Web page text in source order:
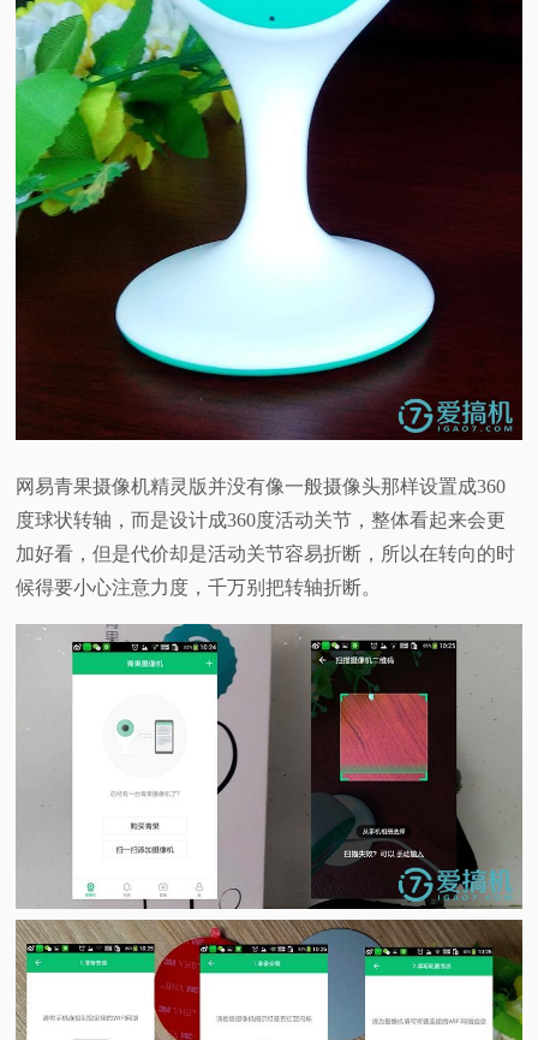
网易青果摄像机精灵版并没有像一般摄像头那样设置成360
度球状转轴，而是设计成360度活动关节，整体看起来会更
加好看，但是代价却是活动关节容易折断，所以在转向的时
候得要小心注意力度，千万别把转轴折断。